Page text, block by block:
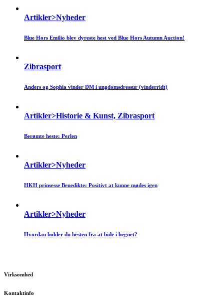
Artikler>Nyheder
Blue Hors Emilio blev dyreste hest ved Blue Hors Autumn Auction!
Zibrasport
Anders og Sophia vinder DM i ungdomsdressur (vinderridt)
Artikler>Historie & Kunst, Zibrasport
Berømte heste: Perlen
Artikler>Nyheder
HKH prinsesse Benedikte: Positivt at kunne mødes igen
Artikler>Nyheder
Hvordan holder du hesten fra at bide i hegnet?
Virksomhed
Kontaktinfo